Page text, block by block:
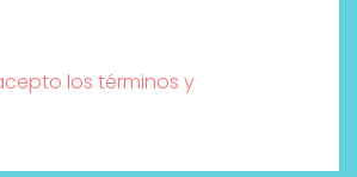
los términos y